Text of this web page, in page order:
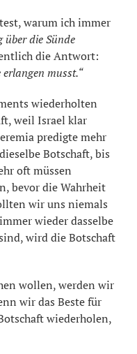
warum ich immer
über die Sünde
die Antwort:
erlangen musst.“
wiederholten
weil Israel klar
predigte mehr
Botschaft, bis
oft müssen
bevor die Wahrheit
wir uns niemals
wieder dasselbe
wird die Botschaft
wollen, werden wir
wir das Beste für
wiederholen,